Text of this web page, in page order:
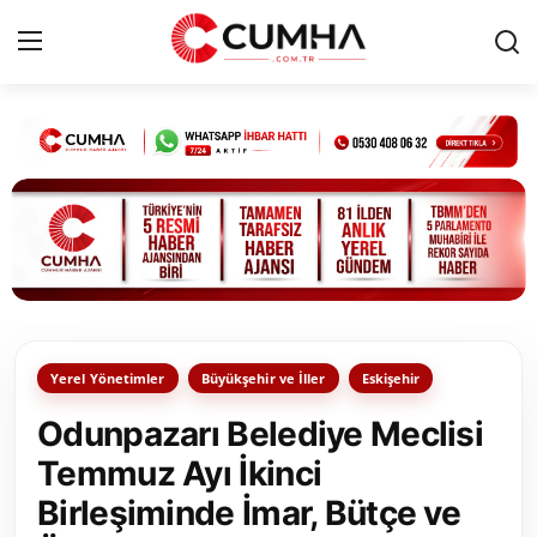
Kurumsal
Cumhurbaşkanlığı
Bakanlıklar
Siyasi Partiler
Yerel Yönetimler
Mülki İdare
Yerel Yönetimler Büyükşehir ve İller Eskişehir
Odunpazarı Belediye Meclisi
Temmuz Ayı İkinci
Birleşiminde İmar, Bütçe ve